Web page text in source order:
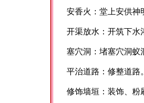
安香火：堂上安供神
开渠放水：开筑下水
塞穴洞：堵塞穴洞蚁
平治道路：修整道路
修饰墙垣：装饰、粉